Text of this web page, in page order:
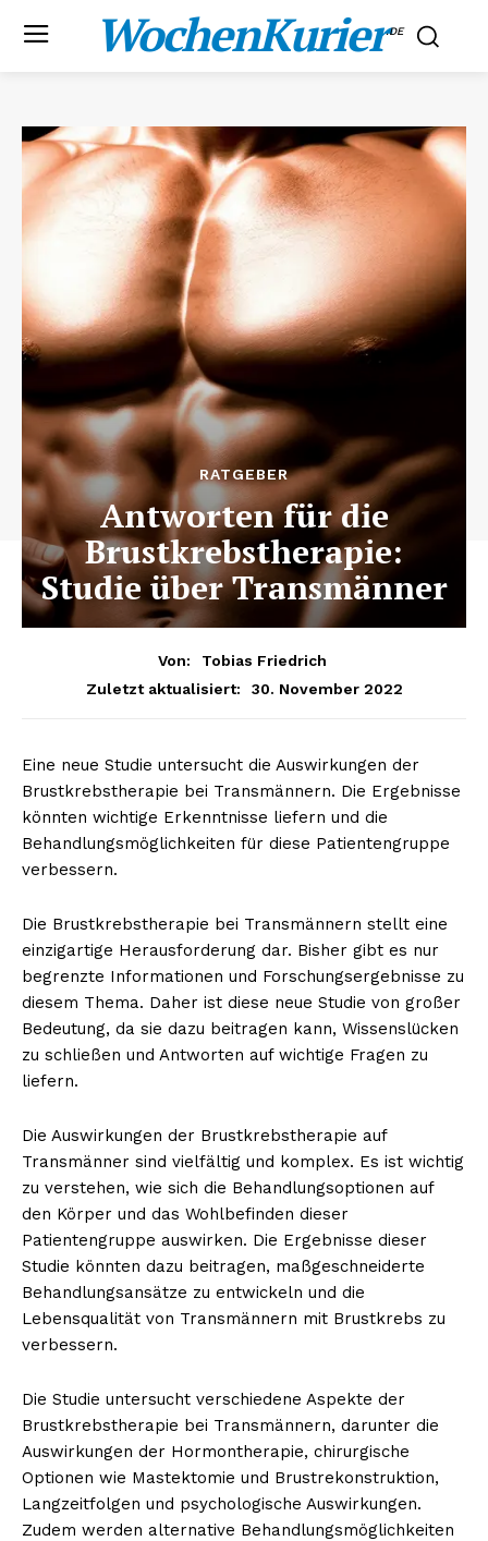
WochenKurier.DE
RATGEBER
Antworten für die
Brustkrebstherapie:
Studie über Transmänner
Von:
Tobias Friedrich
Zuletzt aktualisiert:
30. November 2022
Eine neue Studie untersucht die Auswirkungen der
Brustkrebstherapie bei Transmännern. Die Ergebnisse
könnten wichtige Erkenntnisse liefern und die
Behandlungsmöglichkeiten für diese Patientengruppe
verbessern.
Die Brustkrebstherapie bei Transmännern stellt eine
einzigartige Herausforderung dar. Bisher gibt es nur
begrenzte Informationen und Forschungsergebnisse zu
diesem Thema. Daher ist diese neue Studie von großer
Bedeutung, da sie dazu beitragen kann, Wissenslücken
zu schließen und Antworten auf wichtige Fragen zu
liefern.
Die Auswirkungen der Brustkrebstherapie auf
Transmänner sind vielfältig und komplex. Es ist wichtig
zu verstehen, wie sich die Behandlungsoptionen auf
den Körper und das Wohlbefinden dieser
Patientengruppe auswirken. Die Ergebnisse dieser
Studie könnten dazu beitragen, maßgeschneiderte
Behandlungsansätze zu entwickeln und die
Lebensqualität von Transmännern mit Brustkrebs zu
verbessern.
Die Studie untersucht verschiedene Aspekte der
Brustkrebstherapie bei Transmännern, darunter die
Auswirkungen der Hormontherapie, chirurgische
Optionen wie Mastektomie und Brustrekonstruktion,
Langzeitfolgen und psychologische Auswirkungen.
Zudem werden alternative Behandlungsmöglichkeiten